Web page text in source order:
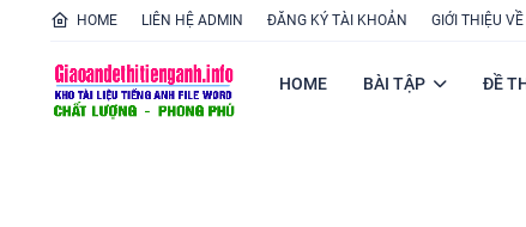
HOME LIÊN HỆ ADMIN ĐĂNG KÝ TÀI KHOẢN GIỚI THIỆU
HOME BÀI TẬP ĐỀ